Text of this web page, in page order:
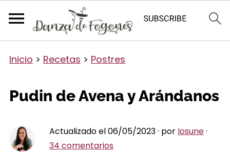
Inicio > Recetas > Postres
Pudin de Avena y Arándanos
Actualizado el 06/05/2023 · por Iosune·
34 comentarios